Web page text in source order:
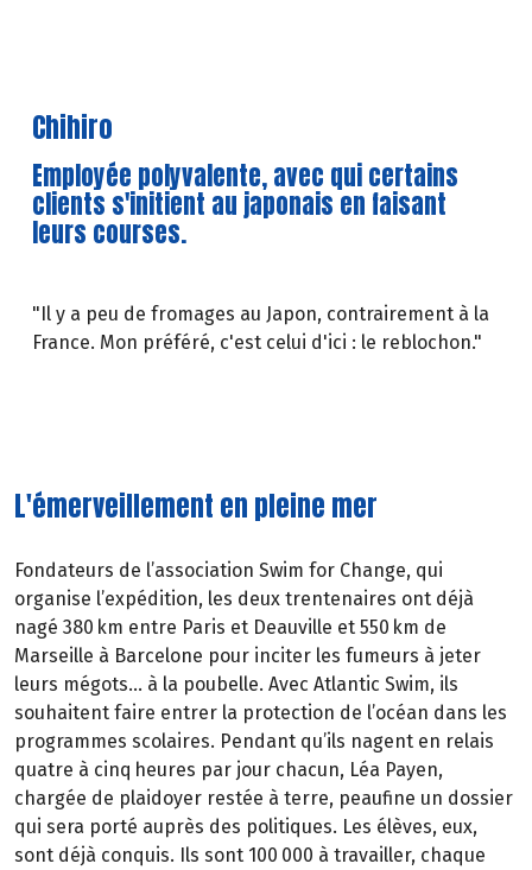
Chihiro
Employée polyvalente, avec qui certains
clients s'initient au japonais en faisant
leurs courses.
"Il y a peu de fromages au Japon, contrairement à la
France. Mon préféré, c'est celui d'ici : le reblochon."
L'émerveillement en pleine mer
Fondateurs de l’association Swim for Change, qui
organise l’expédition, les deux trentenaires ont déjà
nagé 380 km entre Paris et Deauville et 550 km de
Marseille à Barcelone pour inciter les fumeurs à jeter
leurs mégots… à la poubelle. Avec Atlantic Swim, ils
souhaitent faire entrer la protection de l’océan dans les
programmes scolaires. Pendant qu’ils nagent en relais
quatre à cinq heures par jour chacun, Léa Payen,
chargée de plaidoyer restée à terre, peaufine un dossier
qui sera porté auprès des politiques. Les élèves, eux,
sont déjà conquis. Ils sont 100 000 à travailler, chaque